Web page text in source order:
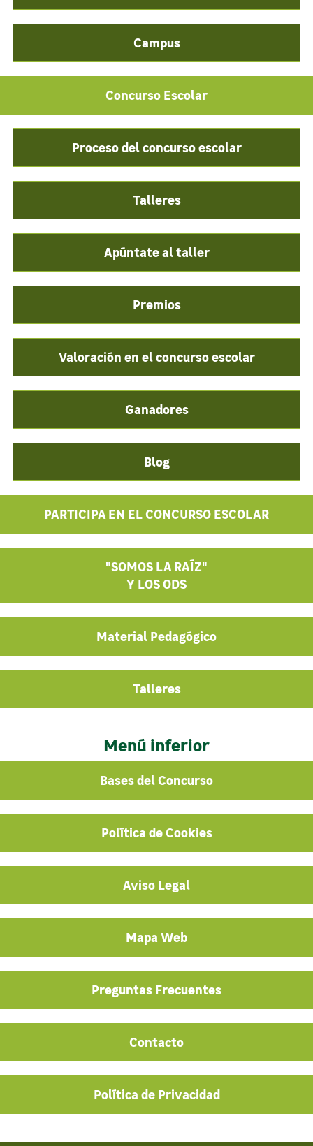
Campus
Concurso Escolar
Proceso del concurso escolar
Talleres
Apúntate al taller
Premios
Valoración en el concurso escolar
Ganadores
Blog
PARTICIPA EN EL CONCURSO ESCOLAR
"SOMOS LA RAÍZ"
Y LOS ODS
Material Pedagógico
Talleres
Menú inferior
Bases del Concurso
Política de Cookies
Aviso Legal
Mapa Web
Preguntas Frecuentes
Contacto
Política de Privacidad